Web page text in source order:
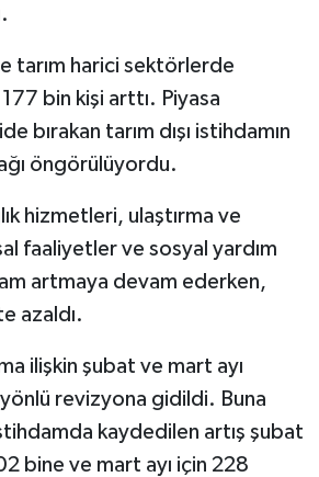
tarım harici sektörlerde
bin kişi arttı. Piyasa
bırakan tarım dışı istihdamın
öngörülüyordu.
hizmetleri, ulaştırma ve
faaliyetler ve sosyal yardım
artmaya devam ederken,
azaldı.
ilişkin şubat ve mart ayı
revizyona gidildi. Buna
kaydedilen artış şubat
bine ve mart ayı için 228